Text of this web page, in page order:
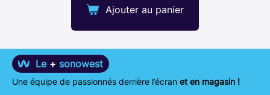
Ajouter au panier
Le + sonowest
Une équipe de passionnés derrière l’écran et en magasin !